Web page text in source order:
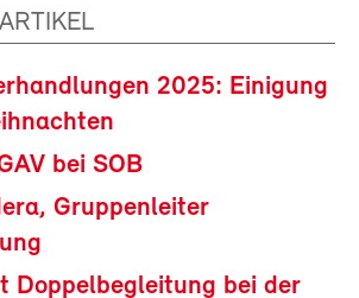
2025: Einigung
bei SOB
Gruppenleiter
Doppelbegleitung bei der